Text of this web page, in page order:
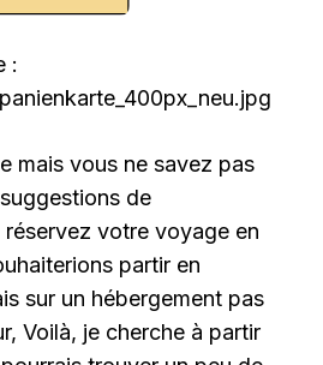
:
mais vous ne savez pas
de
votre voyage en
partir en
sur un hébergement pas
Voilà, je cherche à partir